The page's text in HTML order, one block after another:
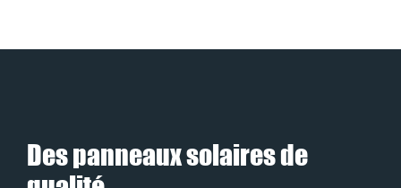
Des panneaux solaires de